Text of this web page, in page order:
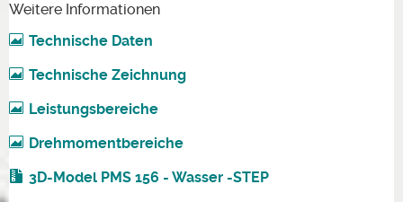
Weitere Informationen
Technische Daten
Technische Zeichnung
Leistungsbereiche
Drehmomentbereiche
3D-Model PMS 156 - Wasser -STEP